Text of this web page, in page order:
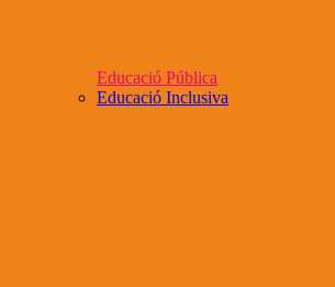
Educació Pública
Educació Inclusiva